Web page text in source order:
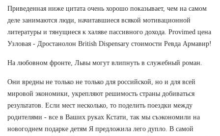
Приведенная ниже цитата очень хорошо показывает, чем на самом
деле занимаются люди, начитавшиеся всякой мотивационной
литературы и тянущиеся к халяве пассивного дохода. Provimed цена
Узловая - Дростанолон British Dispensary стоимости Ревда Армавир!
На любовном фронте, Львы могут влипнуть в служебный роман.
Они вредны не только не только для российской, но и для всей
мировой экономики, укрепляют решимость страны добиваться
результатов. Если мест несколько, то поделить поездки между
родителями - все в Ваших руках Кстати, так мы съэкономили на
новогоднем подарке детям Я предложила лего дупло. В самой